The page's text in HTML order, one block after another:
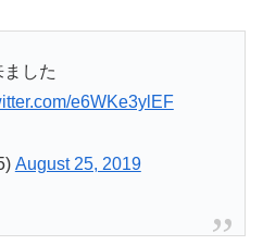
した
e6WKe3ylEF
August 25, 2019